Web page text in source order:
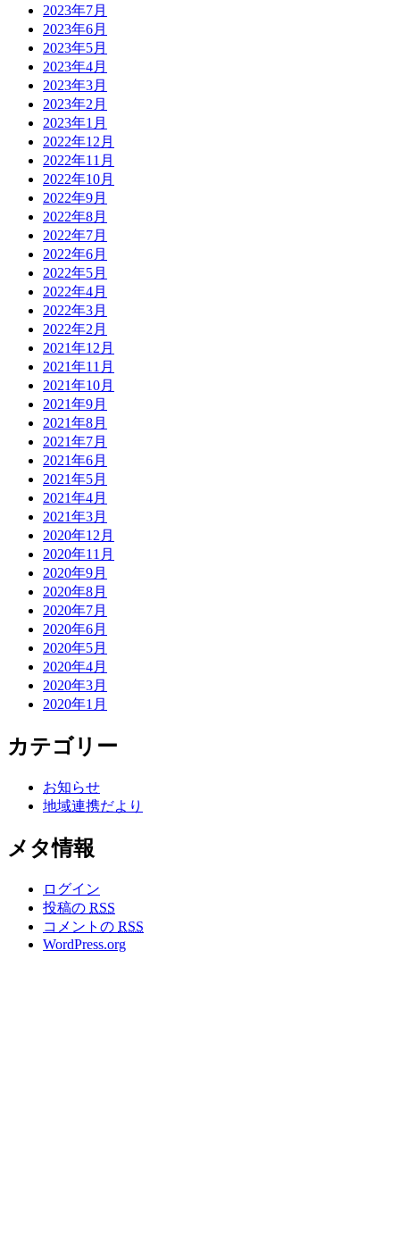
2023年7月
2023年6月
2023年5月
2023年4月
2023年3月
2023年2月
2023年1月
2022年12月
2022年11月
2022年10月
2022年9月
2022年8月
2022年7月
2022年6月
2022年5月
2022年4月
2022年3月
2022年2月
2021年12月
2021年11月
2021年10月
2021年9月
2021年8月
2021年7月
2021年6月
2021年5月
2021年4月
2021年3月
2020年12月
2020年11月
2020年9月
2020年8月
2020年7月
2020年6月
2020年5月
2020年4月
2020年3月
2020年1月
カテゴリー
お知らせ
地域連携だより
メタ情報
ログイン
投稿の RSS
コメントの RSS
WordPress.org